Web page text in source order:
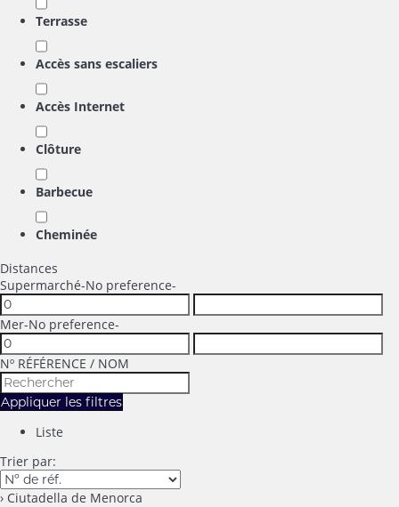
Terrasse
Accès sans escaliers
Accès Internet
Clôture
Barbecue
Cheminée
Distances
Supermarché-No preference-
Mer-No preference-
Nº RÉFÉRENCE / NOM
Appliquer les filtres
Liste
Trier par:
› Ciutadella de Menorca